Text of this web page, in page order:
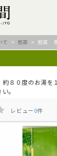
て > 煎茶 > 煎茶
８０度のお湯を
。
レビュー0件